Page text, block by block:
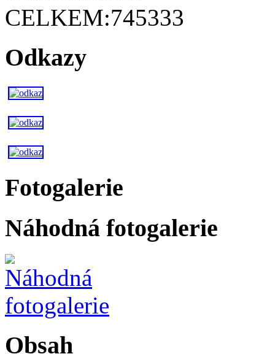
CELKEM:745333
Odkazy
Fotogalerie
Náhodná fotogalerie
Obsah